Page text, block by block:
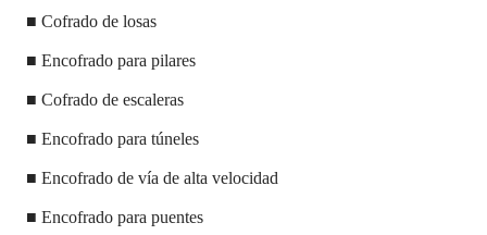
■Cofrado de losas
■Encofrado para pilares
■Cofrado de escaleras
■Encofrado para túneles
■Encofrado de vía de alta velocidad
■Encofrado para puentes